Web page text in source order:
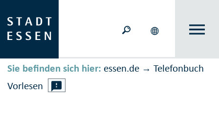
Sie befinden sich hier: essen.de → Telefonbuch
Vorlesen